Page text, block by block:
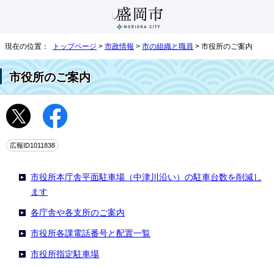
現在の位置： トップページ > 市政情報 > 市の組織と職員 > 市役所のご案内
市役所のご案内
広報ID1011838
市役所本庁舎平面駐車場（中津川沿い）の駐車台数を削減し
ます
各庁舎や各支所のご案内
市役所各課電話番号と配置一覧
市役所指定駐車場